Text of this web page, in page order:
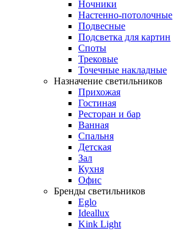
Ночники
Настенно-потолочные
Подвесные
Подсветка для картин
Споты
Трековые
Точечные накладные
Назначение светильников
Прихожая
Гостиная
Ресторан и бар
Ванная
Спальня
Детская
Зал
Кухня
Офис
Бренды светильников
Eglo
Ideallux
Kink Light